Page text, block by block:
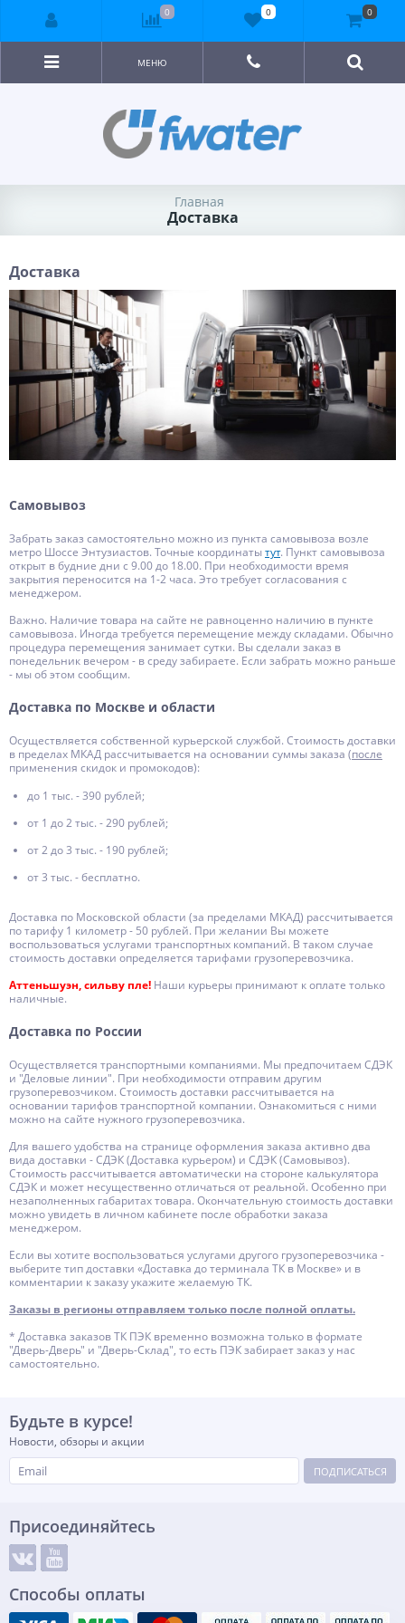
МЕНЮ
Главная
Доставка
Доставка
Самовывоз
Забрать заказ самостоятельно можно из пункта самовывоза возле
метро Шоссе Энтузиастов. Точные координатытут. Пункт самовывоза
открыт в будние дни с 9.00 до 18.00. При необходимости время
закрытия переносится на 1-2 часа. Это требует согласования с
менеджером.
Важно. Наличие товара на сайте не равноценно наличию в пункте
самовывоза. Иногда требуется перемещение между складами. Обычно
процедура перемещения занимает сутки. Вы сделали заказ в
понедельник вечером - в среду забираете. Если забрать можно раньше
- мы об этом сообщим.
Доставка по Москве и области
Осуществляется собственной курьерской службой. Стоимость доставки
в пределах МКАД рассчитывается на основании суммы заказа (после
применения скидок и промокодов):
до 1 тыс. - 390 рублей;
от 1 до 2 тыс. - 290 рублей;
от 2 до 3 тыс. - 190 рублей;
от 3 тыс. - бесплатно.
Доставка по Московской области (за пределами МКАД) рассчитывается
по тарифу 1 километр - 50 рублей. При желании Вы можете
воспользоваться услугами транспортных компаний. В таком случае
стоимость доставки определяется тарифами грузоперевозчика.
Аттеньшуэн, сильву пле! Наши курьеры принимают к оплате только
наличные.
Доставка по России
Осуществляется транспортными компаниями. Мы предпочитаем СДЭК
и "Деловые линии". При необходимости отправим другим
грузоперевозчиком. Стоимость доставки рассчитывается на
основании тарифов транспортной компании. Ознакомиться с ними
можно на сайте нужного грузоперевозчика.
Для вашего удобства на странице оформления заказа активно два
вида доставки - СДЭК (Доставка курьером) и СДЭК (Самовывоз).
Стоимость рассчитывается автоматически на стороне калькулятора
СДЭК и может несущественно отличаться от реальной. Особенно при
незаполненных габаритах товара. Окончательную стоимость доставки
можно увидеть в личном кабинете после обработки заказа
менеджером.
Если вы хотите воспользоваться услугами другого грузоперевозчика -
выберите тип доставки «Доставка до терминала ТК в Москве» и в
комментарии к заказу укажите желаемую ТК.
Заказы в регионы отправляем только после полной оплаты.
* Доставка заказов ТК ПЭК временно возможна только в формате
"Дверь-Дверь" и "Дверь-Склад", то есть ПЭК забирает заказ у нас
самостоятельно.
Будьте в курсе!
Новости, обзоры и акции
ПОДПИСАТЬСЯ
Присоединяйтесь
Способы оплаты
0 0 0